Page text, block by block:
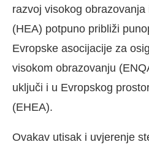
razvoj visokog
(HEA) potpuno približi
Evropske asocijacije za
visokom obrazovanju
uključi i u Evropskog
(EHEA).
Ovakav utisak i uvjerenje